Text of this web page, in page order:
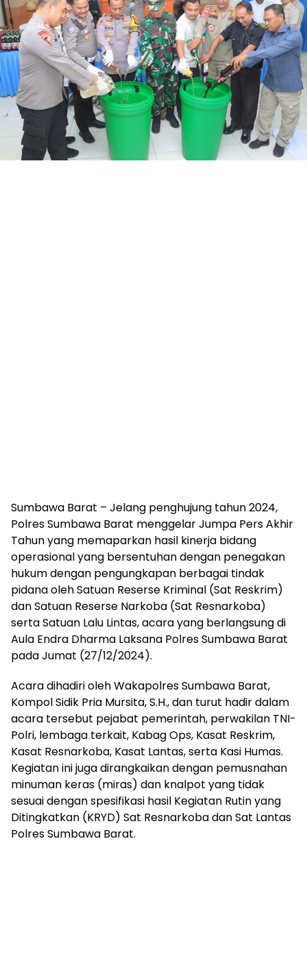
Sumbawa Barat – Jelang penghujung tahun 2024,
Polres Sumbawa Barat menggelar Jumpa Pers Akhir
Tahun yang memaparkan hasil kinerja bidang
operasional yang bersentuhan dengan penegakan
hukum dengan pengungkapan berbagai tindak
pidana oleh Satuan Reserse Kriminal (Sat Reskrim)
dan Satuan Reserse Narkoba (Sat Resnarkoba)
serta Satuan Lalu Lintas, acara yang berlangsung di
Aula Endra Dharma Laksana Polres Sumbawa Barat
pada Jumat (27/12/2024).
Acara dihadiri oleh Wakapolres Sumbawa Barat,
Kompol Sidik Pria Mursita, S.H., dan turut hadir dalam
acara tersebut pejabat pemerintah, perwakilan TNI-
Polri, lembaga terkait, Kabag Ops, Kasat Reskrim,
Kasat Resnarkoba, Kasat Lantas, serta Kasi Humas.
Kegiatan ini juga dirangkaikan dengan pemusnahan
minuman keras (miras) dan knalpot yang tidak
sesuai dengan spesifikasi hasil Kegiatan Rutin yang
Ditingkatkan (KRYD) Sat Resnarkoba dan Sat Lantas
Polres Sumbawa Barat.